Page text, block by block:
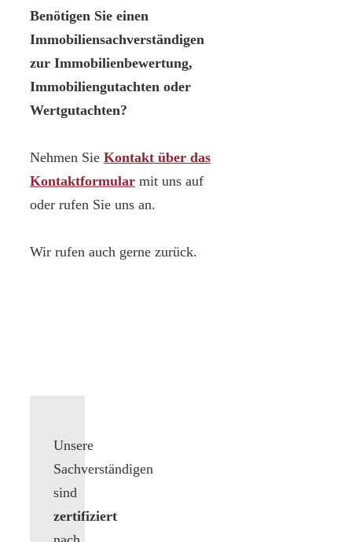
Benötigen Sie einen
Immobiliensachverständigen
zur Immobilienbewertung,
Immobiliengutachten oder
Wertgutachten?
Nehmen Sie Kontakt über das
Kontaktformular mit uns auf
oder rufen Sie uns an.
Wir rufen auch gerne zurück.
Unsere
Sachverständigen
sind
zertifiziert